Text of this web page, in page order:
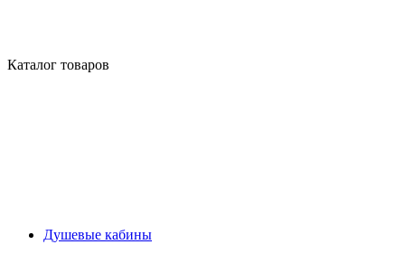
Каталог товаров
Душевые кабины